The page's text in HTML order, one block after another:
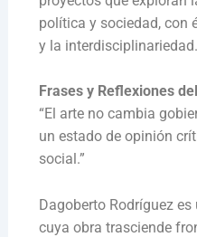
política y sociedad, con
y la interdisciplinariedad.
Frases y Reflexiones
“El arte no cambia
un estado de opinión
social.”
Dagoberto Rodríguez
cuya obra trasciende